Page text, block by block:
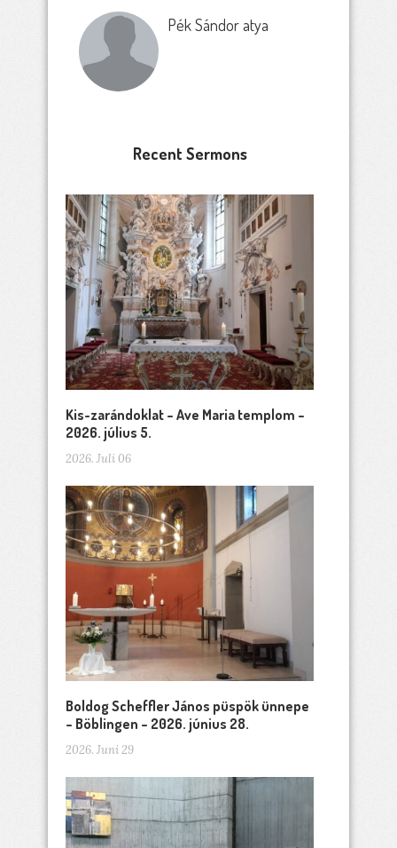
Pék Sándor atya
Recent Sermons
Kis-zarándoklat – Ave Maria templom –
2026. július 5.
2026. Juli 06
Boldog Scheffler János püspök ünnepe
– Böblingen – 2026. június 28.
2026. Juni 29